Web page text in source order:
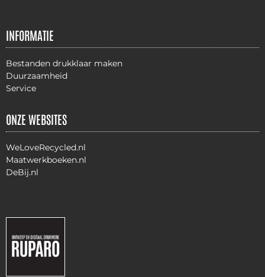
INFORMATIE
Bestanden drukklaar maken
Duurzaamheid
Service
ONZE WEBSITES
WeLoveRecycled.nl
Maatwerkboeken.nl
DeBij.nl